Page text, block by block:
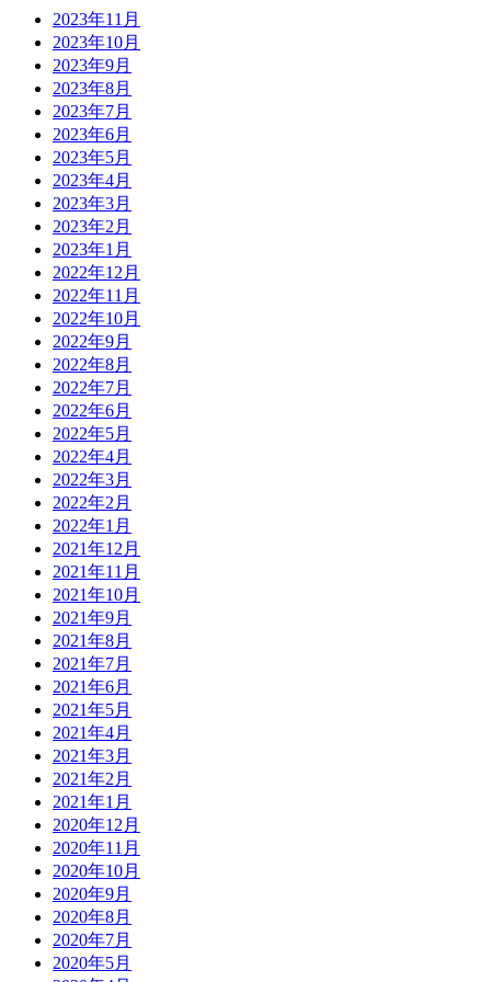
2023年11月
2023年10月
2023年9月
2023年8月
2023年7月
2023年6月
2023年5月
2023年4月
2023年3月
2023年2月
2023年1月
2022年12月
2022年11月
2022年10月
2022年9月
2022年8月
2022年7月
2022年6月
2022年5月
2022年4月
2022年3月
2022年2月
2022年1月
2021年12月
2021年11月
2021年10月
2021年9月
2021年8月
2021年7月
2021年6月
2021年5月
2021年4月
2021年3月
2021年2月
2021年1月
2020年12月
2020年11月
2020年10月
2020年9月
2020年8月
2020年7月
2020年5月